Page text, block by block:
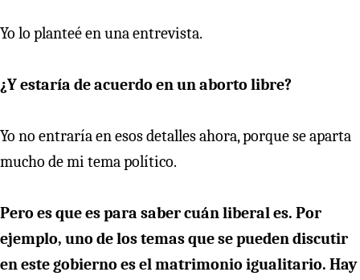
Yo lo planteé en una entrevista.
¿Y estaría de acuerdo en un aborto libre?
Yo no entraría en esos detalles ahora, porque se aparta
mucho de mi tema político.
Pero es que es para saber cuán liberal es. Por
ejemplo, uno de los temas que se pueden discutir
en este gobierno es el matrimonio igualitario. Hay